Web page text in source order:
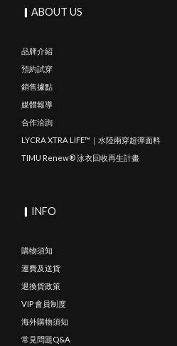
▎ABOUT US
品牌介紹
預約試穿
銷售據點
媒體報導
合作洽詢
LYCRA XTRA LIFE™｜水陸兩穿超彈面料
TIMU Renew® 泳衣回收再生計畫
▎INFO
購物須知
運費及送貨
退換貨政策
VIP 會員制度
海外購物須知
常見問題Q&A